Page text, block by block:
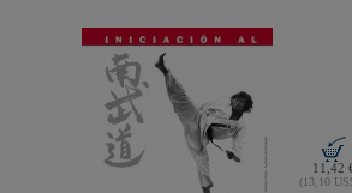
11,42
(13,10